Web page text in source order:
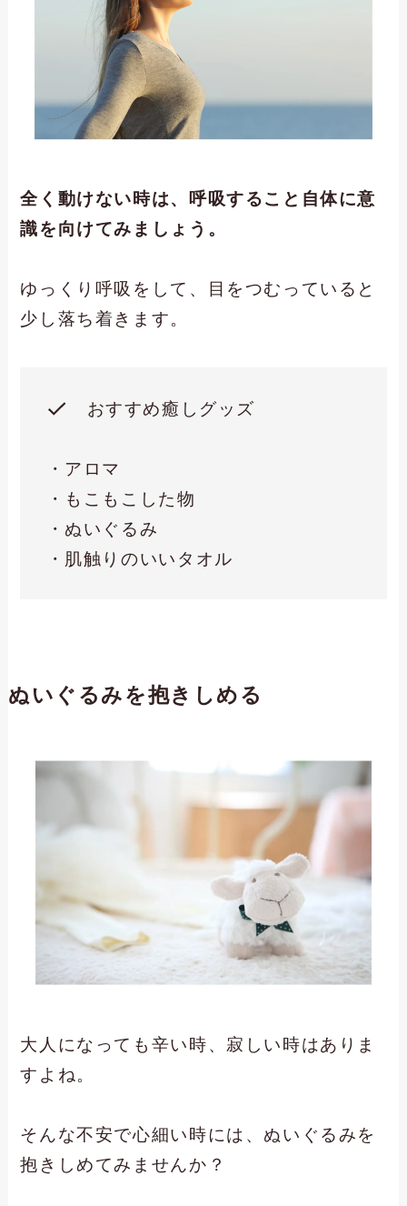
全く動けない時は、呼吸すること自体に意
識を向けてみましょう。
ゆっくり呼吸をして、目をつむっていると
少し落ち着きます。
おすすめ癒しグッズ
・アロマ
・もこもこした物
・ぬいぐるみ
・肌触りのいいタオル
ぬいぐるみを抱きしめる
大人になっても辛い時、寂しい時はありま
すよね。
そんな不安で心細い時には、ぬいぐるみを
抱きしめてみませんか？